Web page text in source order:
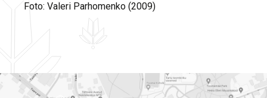
Foto: Valeri Parhomenko (2009)